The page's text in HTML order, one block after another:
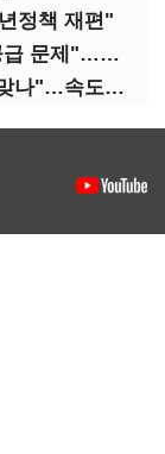
정책 재편"
성기홍 "전월세난, 세금보단 수요·공급 문제"…닥공 시사
이 대통령 "AI 시대, 객관식 수능이 맞나"…속도전 '경계'